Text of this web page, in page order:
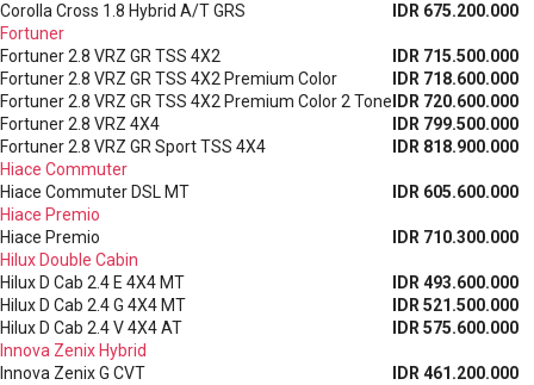
Corolla Cross 1.8 Hybrid A/T GRS
IDR 675.200.000
Fortuner
Fortuner 2.8 VRZ GR TSS 4X2
IDR 715.500.000
Fortuner 2.8 VRZ GR TSS 4X2 Premium Color
IDR 718.600.000
Fortuner 2.8 VRZ GR TSS 4X2 Premium Color 2 Tone IDR 720.600.000
Fortuner 2.8 VRZ 4X4
IDR 799.500.000
Fortuner 2.8 VRZ GR Sport TSS 4X4
IDR 818.900.000
Hiace Commuter
Hiace Commuter DSL MT
IDR 605.600.000
Hiace Premio
Hiace Premio
IDR 710.300.000
Hilux Double Cabin
Hilux D Cab 2.4 E 4X4 MT
IDR 493.600.000
Hilux D Cab 2.4 G 4X4 MT
IDR 521.500.000
Hilux D Cab 2.4 V 4X4 AT
IDR 575.600.000
Innova Zenix Hybrid
Innova Zenix G CVT
IDR 461.200.000